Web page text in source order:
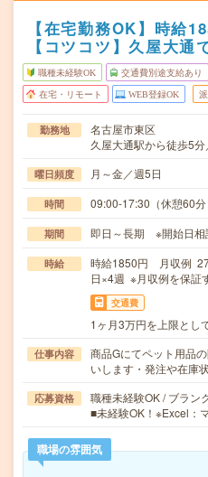
【在宅勤務OK】時給
【コツコツ】久屋大通
職種未経験OK 交通費別途支給あり
在宅・リモート WEB登録OK
勤務地
名古屋市東区
久屋大通駅から徒歩5
曜日頻度 月～金／週5日
時間 09:00-17:30（休憩60分
期間 即日～長期 ※開始日相
時給
時給1850円 月収例
日×4週 ※月収例を保証
交通費
1ヶ月3万円を上限とし
仕事内容
商品Gにてペット用品
いします・発注や在庫
応募資格
職種未経験OK / ブラン
■未経験OK！※Excel：
職場の雰囲気